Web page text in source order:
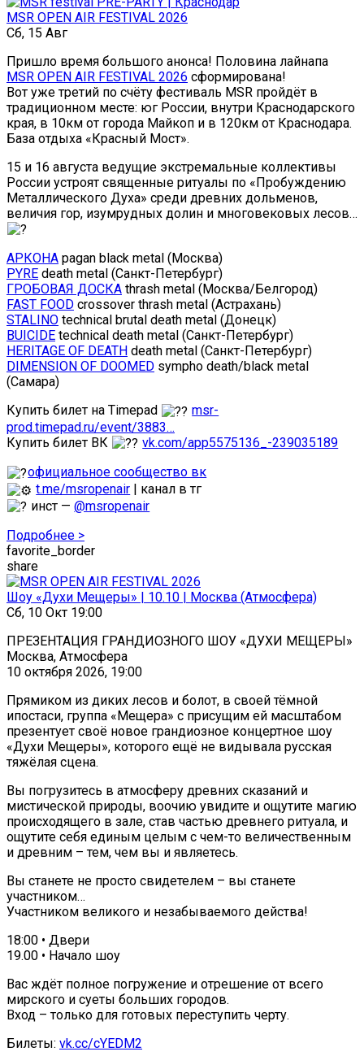
MSR OPEN AIR FESTIVAL 2026
Сб, 15 Авг
Пришло время большого анонса! Половина лайнапа
MSR OPEN AIR FESTIVAL 2026 сформирована!
Вот уже третий по счёту фестиваль MSR пройдёт в
традиционном месте: юг России, внутри Краснодарского
края, в 10км от города Майкоп и в 120км от Краснодара.
База отдыха «Красный Мост».
15 и 16 августа ведущие экстремальные коллективы
России устроят священные ритуалы по «Пробуждению
Металлического Духа» среди древних дольменов,
величия гор, изумрудных долин и многовековых лесов…
АРКОНА pagan black metal (Москва)
PYRE death metal (Санкт-Петербург)
ГРОБОВАЯ ДОСКА thrash metal (Москва/Белгород)
FAST FOOD crossover thrash metal (Астрахань)
STALINO technical brutal death metal (Донецк)
BUICIDE technical death metal (Санкт-Петербург)
HERITAGE OF DEATH death metal (Санкт-Петербург)
DIMENSION OF DOOMED sympho death/black metal
(Самара)
Купить билет на Timepad
msr-
prod.timepad.ru/event/3883…
Купить билет ВК
vk.com/app5575136_-239035189
официальное сообщество вк
t.me/msropenair | канал в тг
инст —@msropenair
Подробнее >
favorite_border
share
Шоу «Духи Мещеры» | 10.10 | Москва (Атмосфера)
Сб, 10 Окт 19:00
ПРЕЗЕНТАЦИЯ ГРАНДИОЗНОГО ШОУ «ДУХИ МЕЩЕРЫ»
Москва, Атмосфера
10 октября 2026, 19:00
Прямиком из диких лесов и болот, в своей тёмной
ипостаси, группа «Мещера» с присущим ей масштабом
презентует своё новое грандиозное концертное шоу
«Духи Мещеры», которого ещё не видывала русская
тяжёлая сцена.
Вы погрузитесь в атмосферу древних сказаний и
мистической природы, воочию увидите и ощутите магию
происходящего в зале, став частью древнего ритуала, и
ощутите себя единым целым с чем-то величественным
и древним – тем, чем вы и являетесь.
Вы станете не просто свидетелем – вы станете
участником…
Участником великого и незабываемого действа!
18:00 • Двери
19.00 • Начало шоу
Вас ждёт полное погружение и отрешение от всего
мирского и суеты больших городов.
Вход – только для готовых переступить черту.
Билеты: vk.cc/cYEDM2